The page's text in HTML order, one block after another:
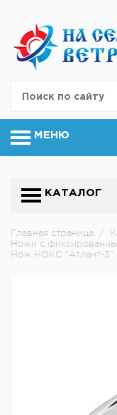
МЕНЮ
КАТАЛОГ
Главная страница /
Ножи с
Нож НОКС "Атлант-3"